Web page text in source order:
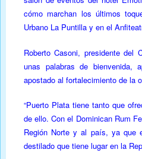
cómo marchan los últimos
Urbano La Puntilla y en el
Roberto Casoni, presidente del
unas palabras de bienvenida,
apostado al fortalecimiento de la
“Puerto Plata tiene tanto que
de ello. Con el Dominican Rum
Región Norte y al país, ya que
destilado que tiene lugar en la